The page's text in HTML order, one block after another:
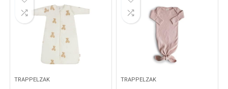
TRAPPELZAK TRAPPELZAK